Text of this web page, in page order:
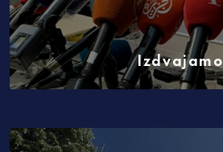
Izdvajamo